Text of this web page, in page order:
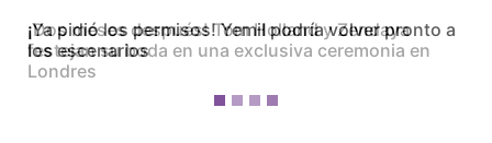
¡Dos meses después! Tom Holland y Zendaya
festejan su boda en una exclusiva ceremonia en
Londres